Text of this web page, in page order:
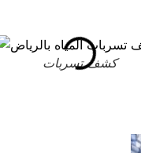
كشف تسربات